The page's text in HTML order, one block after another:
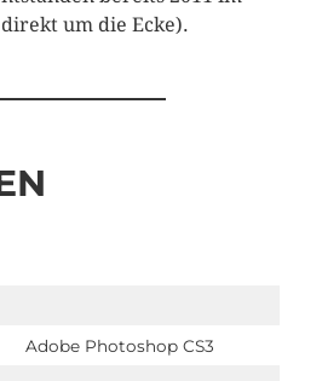
um die Ecke).
Adobe Photoshop CS3